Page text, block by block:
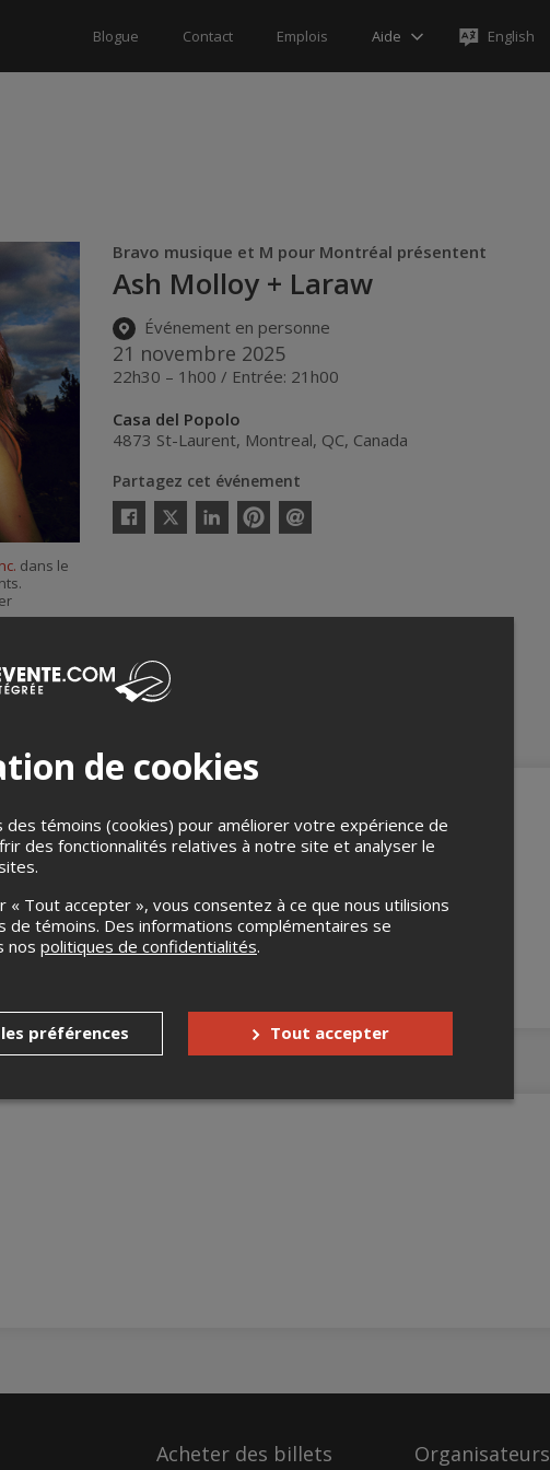
Blogue Contact Emplois Aide English
Bravo musique et M pour Montréal présentent
Ash Molloy + Laraw
Événement en personne
21 novembre 2025
22h30 – 1h00 / Entrée: 21h00
Casa del Popolo
4873 St-Laurent, Montreal, QC, Canada
Partagez cet événement
Facebook
Twitter
LinkedinPinterestEnvoyer
dans le
confirmer que vous n'êtes pas un robot ci-bas.
Acheter des billets Organisateurs
de cookies
des témoins (cookies) pour améliorer votre expérience de
des fonctionnalités relatives à notre site et analyser le
« Tout accepter », vous consentez à ce que nous utilisions
de témoins. Des informations complémentaires se
nos politiques de confidentialités.
préférences Tout accepter